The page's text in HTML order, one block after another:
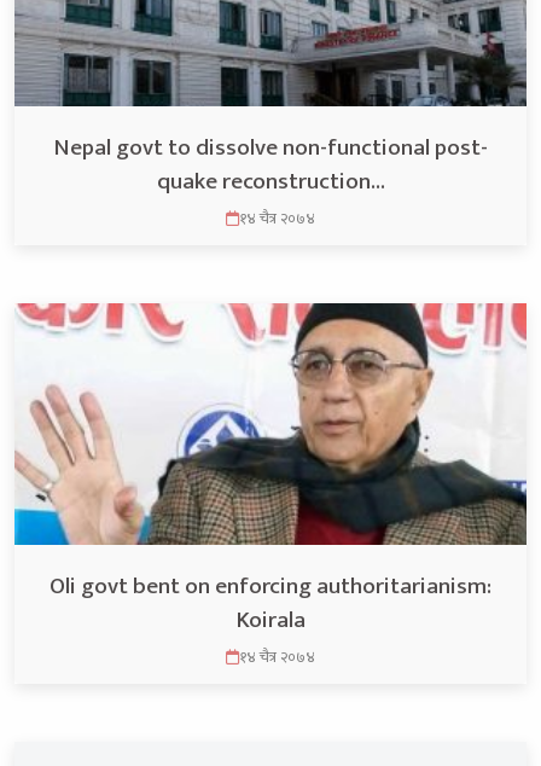
Nepal govt to dissolve non-functional post-
quake reconstruction…
१४ चैत्र २०७४
Oli govt bent on enforcing authoritarianism:
Koirala
१४ चैत्र २०७४